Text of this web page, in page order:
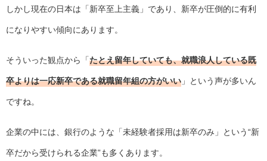
しかし現在の日本は「新卒至上主義」であり、新卒が圧倒的に有利
になりやすい傾向にあります。
そういった観点から「たとえ留年していても、就職浪人している既
卒よりは一応新卒である就職留年組の方がいい 」という声が多いん
ですね。
企業の中には、銀行のような「未経験者採用は新卒のみ」という“新
卒だから受けられる企業”も多くあります。